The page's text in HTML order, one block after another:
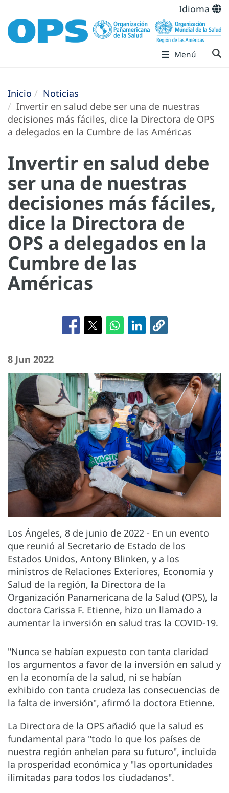
Idioma
Menú
Inicio
Noticias
Invertir en salud debe ser una de nuestras
decisiones más fáciles, dice la Directora de OPS
a delegados en la Cumbre de las Américas
Invertir en salud debe
ser una de nuestras
decisiones más fáciles,
dice la Directora de
OPS a delegados en la
Cumbre de las
Américas
8 Jun 2022
Los Ángeles, 8 de junio de 2022 - En un evento
que reunió al Secretario de Estado de los
Estados Unidos, Antony Blinken, y a los
ministros de Relaciones Exteriores, Economía y
Salud de la región, la Directora de la
Organización Panamericana de la Salud (OPS), la
doctora Carissa F. Etienne, hizo un llamado a
aumentar la inversión en salud tras la COVID-19.
"Nunca se habían expuesto con tanta claridad
los argumentos a favor de la inversión en salud y
en la economía de la salud, ni se habían
exhibido con tanta crudeza las consecuencias de
la falta de inversión", afirmó la doctora Etienne.
La Directora de la OPS añadió que la salud es
fundamental para "todo lo que los países de
nuestra región anhelan para su futuro", incluida
la prosperidad económica y "las oportunidades
ilimitadas para todos los ciudadanos".